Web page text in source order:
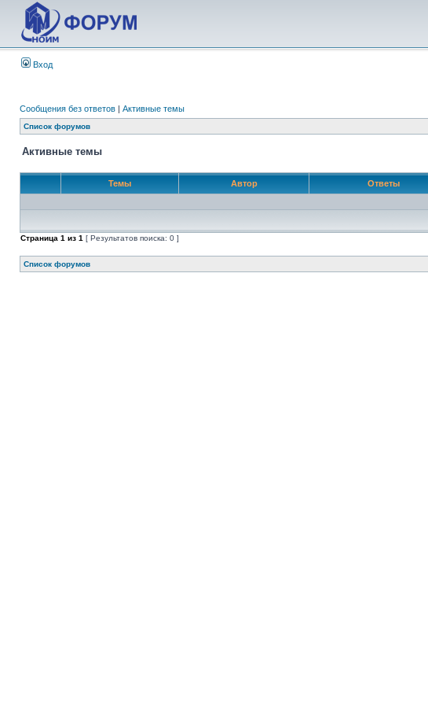
Вход
Сообщения без ответов | Активные темы
Список форумов
Активные темы
Темы Автор Ответы
Страница 1 из 1 [ Результатов поиска: 0 ]
Список форумов